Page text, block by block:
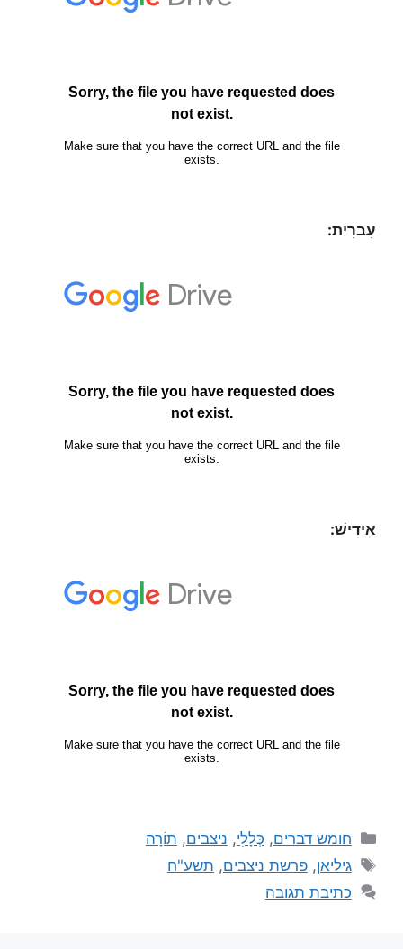
עִברִית:
אִידִישׁ:
חומש דברים, כְּלָלִי, ניצבים, תוֹרָה
גיליאן,פרשת ניצבים, תשע"ח
כתיבת תגובה